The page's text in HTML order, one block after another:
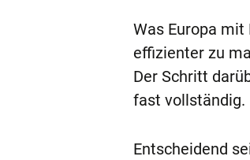
Was Europa mit
effizienter zu
Der Schritt
fast vollständig.
Entscheidend